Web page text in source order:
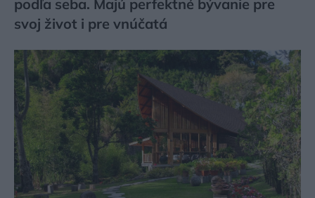
podľa seba. Majú perfektné bývanie pre
svoj život i pre vnúčatá